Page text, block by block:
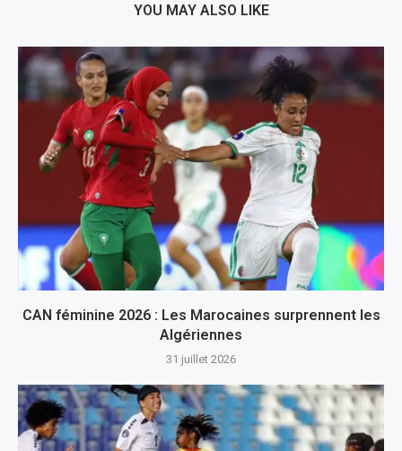
YOU MAY ALSO LIKE
CAN féminine 2026 : Les Marocaines surprennent les
Algériennes
31 juillet 2026